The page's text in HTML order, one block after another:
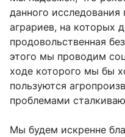
данного исследования
аграриев, на которых
продовольственная
этого мы проводим
ходе которого мы бы
пользуются
проблемами
Мы будем искренне